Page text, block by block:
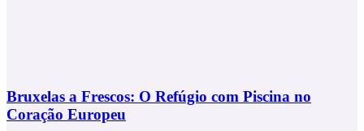
Bruxelas a Frescos: O Refúgio com Piscina no
Coração Europeu